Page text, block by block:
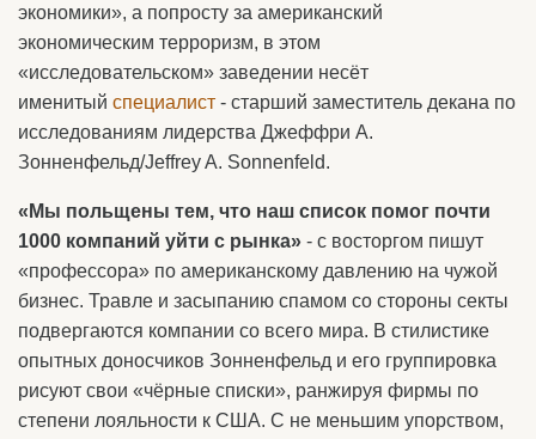
экономики», а попросту за американский
экономическим терроризм, в этом
«исследовательском» заведении несёт
именитый специалист - старший заместитель декана по
исследованиям лидерства Джеффри А.
Зонненфельд/Jeffrey A. Sonnenfeld.
«Мы польщены тем, что наш список помог почти
1000 компаний уйти с рынка» - с восторгом пишут
«профессора» по американскому давлению на чужой
бизнес. Травле и засыпанию спамом со стороны секты
подвергаются компании со всего мира. В стилистике
опытных доносчиков Зонненфельд и его группировка
рисуют свои «чёрные списки», ранжируя фирмы по
степени лояльности к США. С не меньшим упорством,